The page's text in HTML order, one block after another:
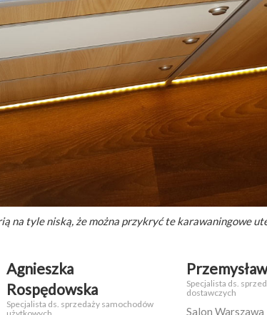
na tyle niską, że można przykryć te karawaningowe
Agnieszka
Rospędowska
Specjalista ds. sprzedaży samochodów
Specjalista ds.
dostawczych
Salon Warszawa